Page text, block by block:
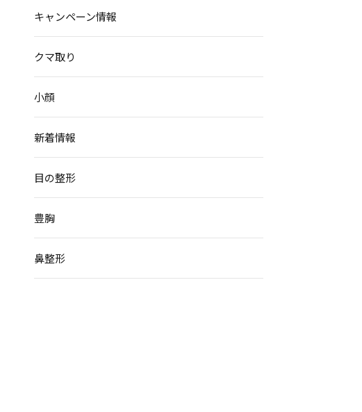
キャンペーン情報
クマ取り
小顔
新着情報
目の整形
豊胸
鼻整形